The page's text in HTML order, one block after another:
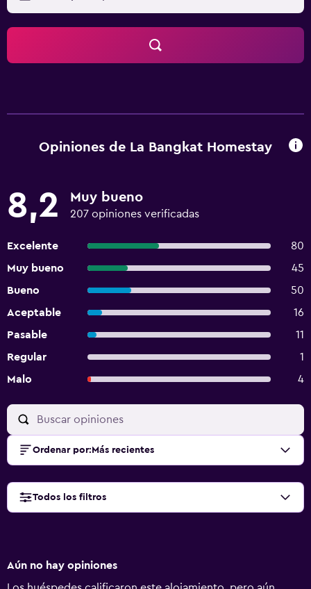
Opiniones de La Bangkat Homestay
8,2 Muy bueno
207 opiniones verificadas
Excelente
80
Muy bueno
45
Bueno
50
Aceptable
16
Pasable
11
Regular
1
Malo
4
Ordenar por: Más recientes
Todos los filtros
Aún no hay opiniones